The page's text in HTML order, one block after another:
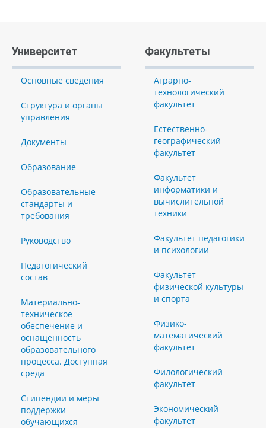
Университет
Основные сведения
Структура и органы
управления
Документы
Образование
Образовательные
стандарты и
требования
Руководство
Педагогический
состав
Материально-
техническое
обеспечение и
оснащенность
образовательного
процесса. Доступная
среда
Стипендии и меры
поддержки
обучающихся
Факультеты
Аграрно-
технологический
факультет
Естественно-
географический
факультет
Факультет
информатики и
вычислительной
техники
Факультет педагогики
и психологии
Факультет
физической культуры
и спорта
Физико-
математический
факультет
Филологический
факультет
Экономический
факультет